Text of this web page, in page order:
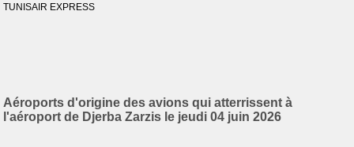
TUNISAIR EXPRESS
Aéroports d'origine des avions qui atterrissent à
l'aéroport de Djerba Zarzis le jeudi 04 juin 2026